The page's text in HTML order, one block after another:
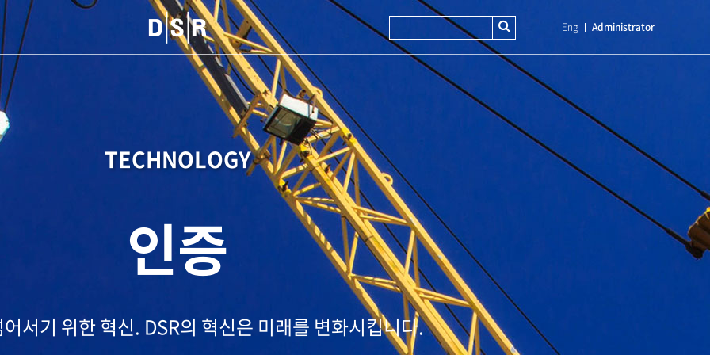
Eng Administrator
TECHNOLOGY
인증
서기 위한 혁신. DSR의 혁신은 미래를 변화시킵니다.